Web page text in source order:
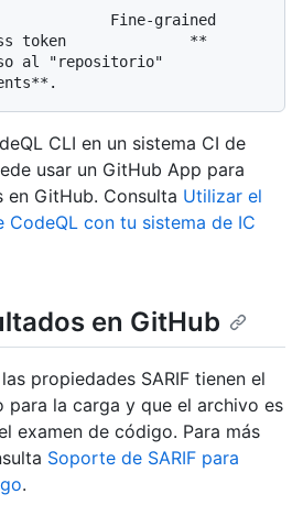
token              **
al "repositorio"
CLI en un sistema CI de
usar un GitHub App para
GitHub. Consulta Utilizar el
CodeQL con tu sistema de IC
en GitHub
propiedades SARIF tienen el
para la carga y que el archivo es
examen de código. Para más
Soporte de SARIF para
.